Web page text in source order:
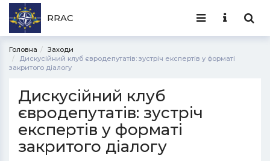
RRAC
Головна
Заходи
Дискусійний клуб євродепутатів: зустріч експертів у форматі
закритого діалогу
Дискусійний клуб
євродепутатів: зустріч
експертів у форматі
закритого діалогу